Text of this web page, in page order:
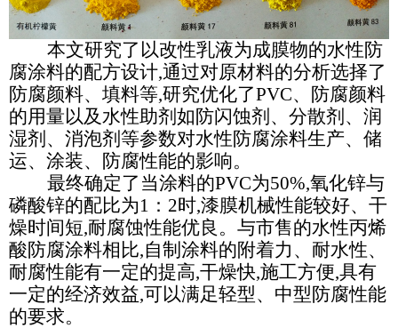
本文研究了以改性乳液为成膜物的水性防
腐涂料的配方设计,通过对原材料的分析选择了
防腐颜料、填料等,研究优化了PVC、防腐颜料
的用量以及水性助剂如防闪蚀剂、分散剂、润
湿剂、消泡剂等参数对水性防腐涂料生产、储
运、涂装、防腐性能的影响。
最终确定了当涂料的PVC为50%,氧化锌与
磷酸锌的配比为1：2时,漆膜机械性能较好、干
燥时间短,耐腐蚀性能优良。与市售的水性丙烯
酸防腐涂料相比,自制涂料的附着力、耐水性、
耐腐性能有一定的提高,干燥快,施工方便,具有
一定的经济效益,可以满足轻型、中型防腐性能
的要求。